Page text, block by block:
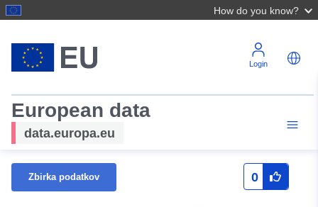
How do you know?
Login
European data
data.europa.eu
Zbirka podatkov 0